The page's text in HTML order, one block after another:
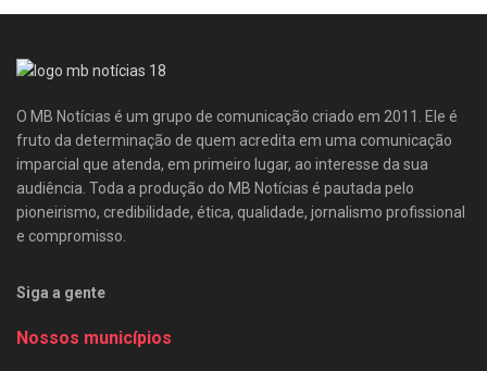
O MB Notícias é um grupo de comunicação criado em 2011. Ele é
fruto da determinação de quem acredita em uma comunicação
imparcial que atenda, em primeiro lugar, ao interesse da sua
audiência. Toda a produção do MB Notícias é pautada pelo
pioneirismo, credibilidade, ética, qualidade, jornalismo profissional
e compromisso.
Siga a gente
Nossos municípios